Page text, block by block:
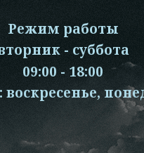
Режим работы
- суббота
09:00 - 18:00